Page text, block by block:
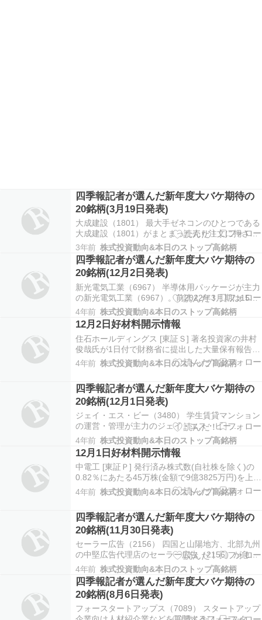
四季報記者が選んだ新年度大バケ期待の
20銘柄(3月19日発表)
大成建設（1801） 最大手ゼネコンのひとつである
大成建設（1801）がまとまった売り注文に押され
て大幅続落。午前11時24分現在では前日比340円
（7.7％）安の4090円で売買されている。 サンリ
オ（8136） 「ハローキティ」などキャラクター商
品の企画・販売が主力のサンリオ…
3年前 株式投資動向&本日のストップ高銘柄
四季報記者が選んだ新年度大バケ期待の
20銘柄(12月2日発表)
新光電気工業（6967） 半導体用パッケージが主力
の新光電気工業（6967）。前2022年3月期は15期
ぶりに最高益を更新。勢いは止まらず、今期も最
高益の大幅な更新を目指す。今後の需要増進への
準備も余念がない。新潟県妙高市の工場には280億
円を投じて生産能力の増強を図る。稼働は2…
4年前 株式投資動向&本日のストップ高銘柄
12月2日好材料開示情報
住石ホールディングス [東証Ｓ] 著名投資家の井村
俊哉氏が1日付で財務省に提出した大量保有報告書
によれば、井村俊哉氏の同社株式保有比率は
7.65％となり、新たに5％を超えたことが判明し
の株主を対象に1→4の株式分割を実施する…
4年前 株式投資動向&本日のストップ高銘柄
四季報記者が選んだ新年度大バケ期待の
20銘柄(12月1日発表)
ジェイ・エス・ビー（3480） 学生賃貸マンション
の運営・管理が主力のジェイ・エス・ビー
（3480）が買い優勢で反発。3日ぶりに年初来高
値を更新しており、午前10時7分時点では前日比
90円（2.1％）高の4455円で売買されている。
Birdman（7063） ブランディング支援…
4年前 株式投資動向&本日のストップ高銘柄
12月1日好材料開示情報
中電工 [東証Ｐ] 発行済み株式数(自社株を除く)の
0.82％にあたる45万株(金額で9億3825万円)を上限
に、12月1日朝の東証の自己株式立会外買付取引
「ToSTNeT-3」で自社株買いを実施する。 住友重
の株式を日立建機 […
4年前 株式投資動向&本日のストップ高銘柄
四季報記者が選んだ新年度大バケ期待の
20銘柄(11月30日発表)
セーラー広告（2156） 四国と山陽地方、北部九州
の中堅広告代理店のセーラー広告（2156）が急騰
した。一時は365円ストップ高まで上伸し、8月30
日の年初来高値350円を更新した。午後0時42分現
在、前日比22円（7.7％）高の307円で推移してい
る。 大同特殊鋼（5471） …
4年前 株式投資動向&本日のストップ高銘柄
四季報記者が選んだ新年度大バケ期待の
20銘柄(8月6日発表)
フォースタートアップス（7089） スタートアップ